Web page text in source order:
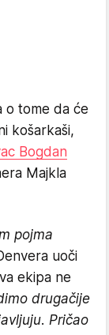
o tome da će
košarkaši,
Bogdan
Majkla
pojma
uoči
ekipa ne
drugačije
Pričao